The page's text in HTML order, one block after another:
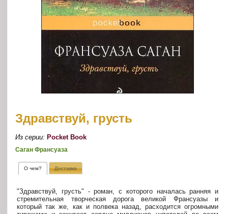
Здравствуй, грусть
Из серии:Pocket Book
Саган Франсуаза
О чем? Доставка
"Здравствуй, грусть" - роман, с которого началась ранняя и
стремительная творческая дорога великой Франсуазы и
который так же, как и полвека назад, расходится огромными